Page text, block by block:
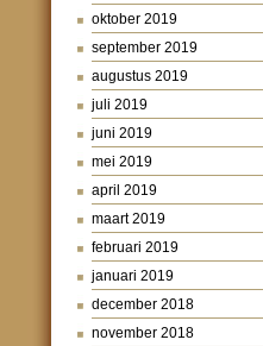
oktober 2019
september 2019
augustus 2019
juli 2019
juni 2019
mei 2019
april 2019
maart 2019
februari 2019
januari 2019
december 2018
november 2018